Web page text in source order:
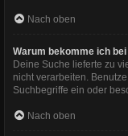
Nach oben
Warum bekomme ich
Deine Suche lieferte zu
nicht verarbeiten.
Suchbegriffe ein oder
Nach oben